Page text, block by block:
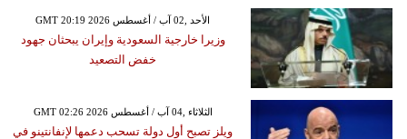
GMT 20:19 2026 الأحد ,02 آب / أغسطس
وزيرا خارجية السعودية وإيران يبحثان جهود
خفض التصعيد
GMT 02:26 2026 الثلاثاء ,04 آب / أغسطس
ويلز تصبح أول دولة تسحب دعمها لإنفانتينو في